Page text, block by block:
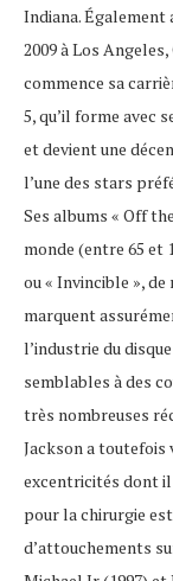
Indiana. Également
2009 à Los
commence sa
5, qu’il forme avec
et devient une
l’une des stars
Ses albums « Off
monde (entre 65 et
ou « Invincible », de
marquent
l’industrie du
semblables à des
très nombreuses
Jackson a toutefois
excentricités dont il
pour la chirurgie
d’attouchements